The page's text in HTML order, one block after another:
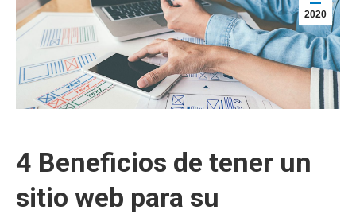
2020
4 Beneficios de tener un
sitio web para su